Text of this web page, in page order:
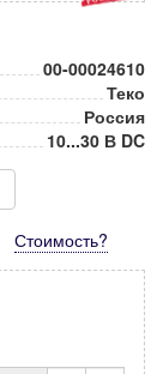
00-00024610
Теко
Россия
10...30 В DC
Стоимость?